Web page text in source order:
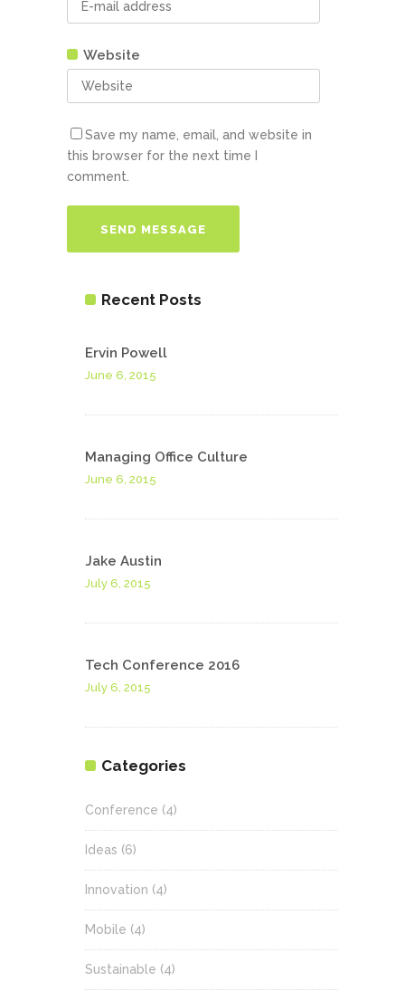
Website
Save my name, email, and website in
this browser for the next time I
comment.
Recent Posts
Ervin Powell
June 6, 2015
Managing Office Culture
June 6, 2015
Jake Austin
July 6, 2015
Tech Conference 2016
July 6, 2015
Categories
Conference (4)
Ideas (6)
Innovation (4)
Mobile (4)
Sustainable (4)